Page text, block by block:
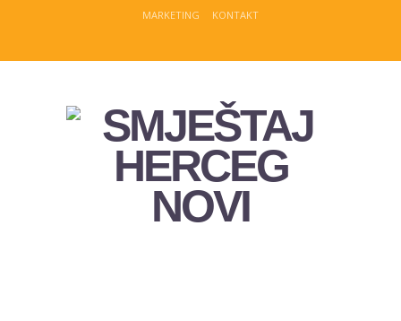
MARKETING KONTAKT